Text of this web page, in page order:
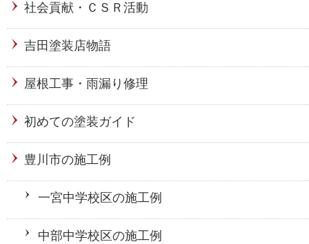
社会貢献・ＣＳＲ活動
吉田塗装店物語
屋根工事・雨漏り修理
初めての塗装ガイド
豊川市の施工例
一宮中学校区の施工例
中部中学校区の施工例